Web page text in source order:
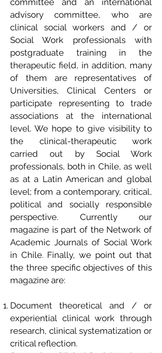
committee and an international
advisory committee, who are
clinical social workers and / or
Social Work professionals with
postgraduate training in the
therapeutic field, in addition, many
of them are representatives of
Universities, Clinical Centers or
participate representing to trade
associations at the international
level. We hope to give visibility to
the clinical-therapeutic work
carried out by Social Work
professionals, both in Chile, as well
as at a Latin American and global
level; from a contemporary, critical,
political and socially responsible
perspective. Currently our
magazine is part of the Network of
Academic Journals of Social Work
in Chile. Finally, we point out that
the three specific objectives of this
magazine are:
Document theoretical and / or
experiential clinical work through
research, clinical systematization or
critical reflection.